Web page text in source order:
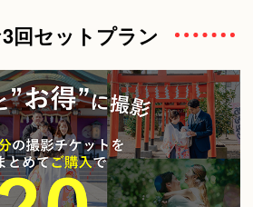
回セットプラン